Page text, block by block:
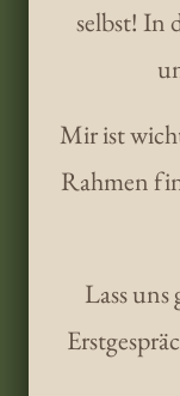
selbst! In
Mir ist
Rahmen
Lass